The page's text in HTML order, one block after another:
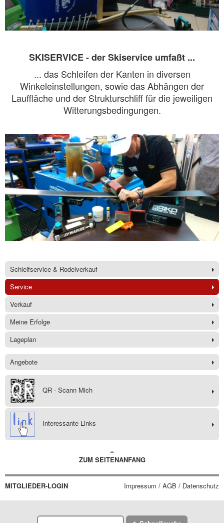
SKISERVICE - der Skiservice umfaßt ...
... das Schleifen der Kanten in diversen
Winkeleinstellungen, sowie das Abhängen der
Lauffläche und der Strukturschliff für die jeweiligen
Witterungsbedingungen.
Schleifservice & Rodelverkauf
Service
Verkauf
Meine Erfolge
Lageplan
Angebote
QR - Scann Mich
Interessante Links
ZUM SEITENANFANG
MITGLIEDER-LOGIN Impressum / AGB / Datenschutz